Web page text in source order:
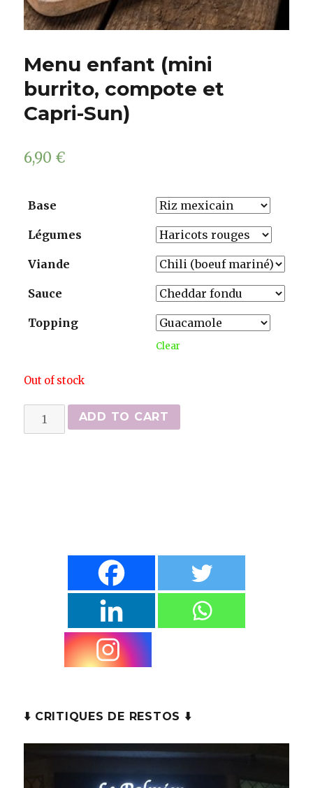
Menu enfant (mini
burrito, compote et
Capri-Sun)
6,90 €
Base
Légumes
Viande
Sauce
Topping
Clear
Out of stock
Menu
enfant
ADD TO CART
⬇️ CRITIQUES DE RESTOS ⬇️